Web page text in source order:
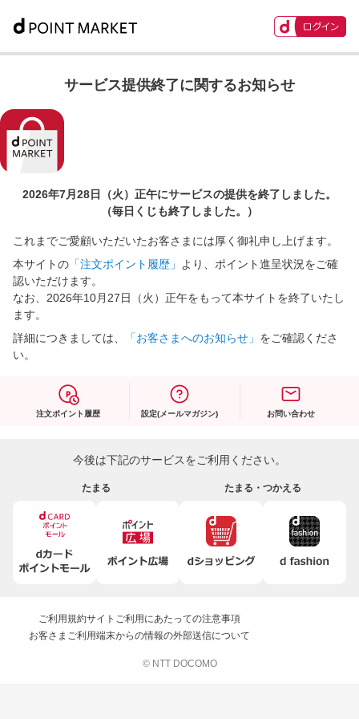
サービス提供終了に関するお知らせ
2026年7月28日（火）正午にサービスの提供を終了しました。
（毎日くじも終了しました。）
これまでご愛顧いただいたお客さまには厚く御礼申し上げます。
本サイトの 「注文ポイント履歴」
より、ポイント進呈状況をご確
認いただけます。
なお、2026年10月27日（火）正午をもって本サイトを終了いたし
ます。
詳細につきましては、
「お客さまへのお知らせ」 をご確認くださ
い。
注文ポイント履歴 設定(メールマガジン) お問い合わせ
今後は下記のサービスをご利用ください。
たまる たまる・つかえる
ご利用規約サイトご利用にあたっての注意事項
お客さまご利用端末からの情報の外部送信について
© NTT DOCOMO